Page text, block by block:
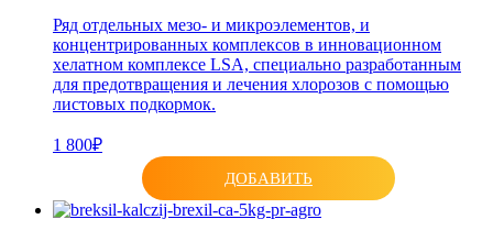
Ряд отдельных мезо- и микроэлементов, и
концентрированных комплексов в инновационном
хелатном комплексе LSA, специально разработанным
для предотвращения и лечения хлорозов с помощью
листовых подкормок.
1 800₽
ДОБАВИТЬ